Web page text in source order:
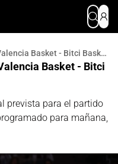
Designación arbitral para el Valencia Basket - Bitci Baskonia
Basket - Bitci
prevista para el partido
para mañana,